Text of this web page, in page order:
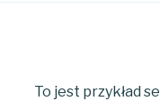
To jest przykład